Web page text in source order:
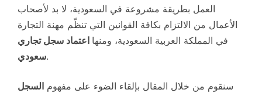
العمل بطريقة مشروعة في السعودية، لا بد لأصحاب
الأعمال من الالتزام بكافة القوانين التي تنظّم مهنة التجارة
في المملكة العربية السعودية، ومنها اعتماد سجل تجاري
سعودي.
سنقوم من خلال المقال بإلقاء الضوء على مفهوم السجل